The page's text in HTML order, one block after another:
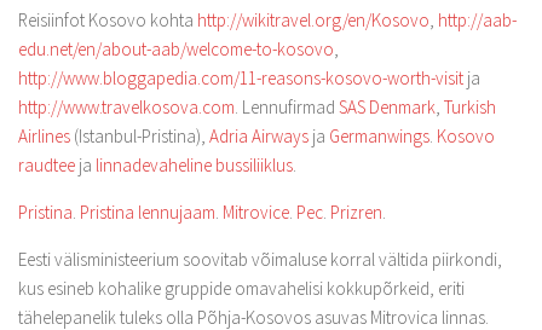
Reisiinfot Kosovo kohta http://wikitravel.org/en/Kosovo, http://aab-
edu.net/en/about-aab/welcome-to-kosovo,
http://www.bloggapedia.com/11-reasons-kosovo-worth-visit ja
http://www.travelkosova.com. Lennufirmad SAS Denmark, Turkish
Airlines (Istanbul-Pristina), Adria Airways ja Germanwings. Kosovo
raudtee ja linnadevaheline bussiliiklus.
Pristina. Pristina lennujaam. Mitrovice. Pec. Prizren.
Eesti välisministeerium soovitab võimaluse korral vältida piirkondi,
kus esineb kohalike gruppide omavahelisi kokkupõrkeid, eriti
tähelepanelik tuleks olla Põhja-Kosovos asuvas Mitrovica linnas.